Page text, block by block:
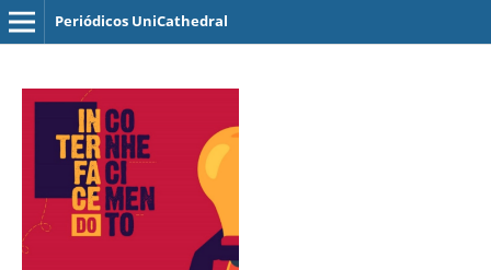
Periódicos UniCathedral